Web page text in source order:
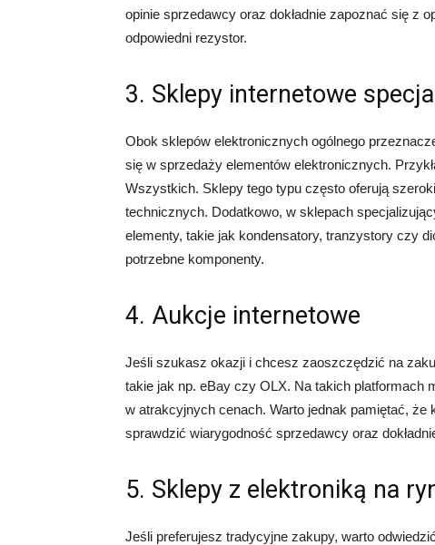
opinie sprzedawcy oraz dokładnie zapoznać się z
odpowiedni rezystor.
3. Sklepy internetowe
Obok sklepów elektronicznych ogólnego
się w sprzedaży elementów elektronicznych.
Wszystkich. Sklepy tego typu często oferują
technicznych. Dodatkowo, w sklepach
elementy, takie jak kondensatory, tranzystory czy
potrzebne komponenty.
4. Aukcje internetowe
Jeśli szukasz okazji i chcesz zaoszczędzić na
takie jak np. eBay czy OLX. Na takich platformach
w atrakcyjnych cenach. Warto jednak pamiętać,
sprawdzić wiarygodność sprzedawcy oraz
5. Sklepy z elektroniką na
Jeśli preferujesz tradycyjne zakupy, warto